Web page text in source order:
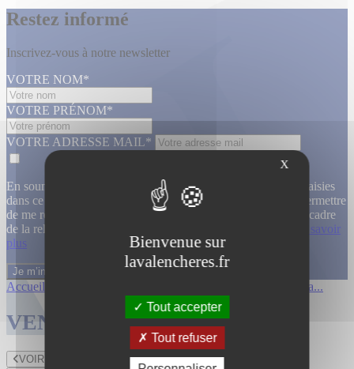
Restez informé
Inscrivez-vous à notre newsletter
VOTRE NOM*
VOTRE PRÉNOM*
VOTRE ADRESSE MAIL*
En soumettant ce formulaire, j’accepte que les informations saisies
dans ce formulaire soient utilisées, exploitées, traitées pour permettre
de me recontacter, pour m’envoyer des informations, dans le cadre
de la relation commerciale qui découle de cette demande.
En savoir
plus
Accueil Affiches cinema...
VENTES TERMINÉES
VOIR LE LOT PRÉCÉDENT
X
Bienvenue sur
lavalencheres.fr
Tout accepter
Tout refuser